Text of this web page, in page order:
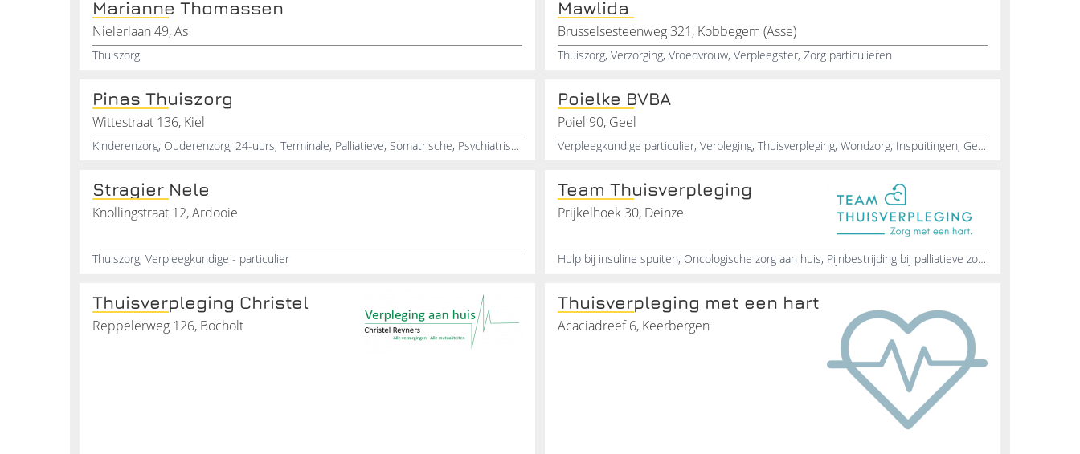
Marianne Thomassen
Nielerlaan 49, As
Thuiszorg
Mawlida
Brusselsesteenweg 321, Kobbegem (Asse)
Thuiszorg, Verzorging, Vroedvrouw, Verpleegster, Zorg particulieren
Pinas Thuiszorg
Wittestraat 136, Kiel
Kinderenzorg, Ouderenzorg, 24-uurs, Terminale, Palliatieve, Somatrische, Psychiatrische, Thuiszorg, Particulier, Zorg
Poielke BVBA
Poiel 90, Geel
Verpleegkundige particulier, Verpleging, Thuisverpleging, Wondzorg, Inspuitingen, Geel, Hygienische verzorging
Stragier Nele
Knollingstraat 12, Ardooie
Thuiszorg, Verpleegkundige - particulier
Team Thuisverpleging
Prijkelhoek 30, Deinze
Hulp bij insuline spuiten, Oncologische zorg aan huis, Pijnbestrijding bij palliatieve zorg, Compressie therapie zwachtelen, Infuustherapie door thuisverpleging, Zorg bij doorligwonden, Hulp bij wassen en aankleden, Toiletzorg aan huis, Betrouwbare thuisverpleging, Particuliere verpleegster aan huis
Thuisverpleging Christel
Reppelerweg 126, Bocholt
Thuisverpleging met een hart
Acaciadreef 6, Keerbergen